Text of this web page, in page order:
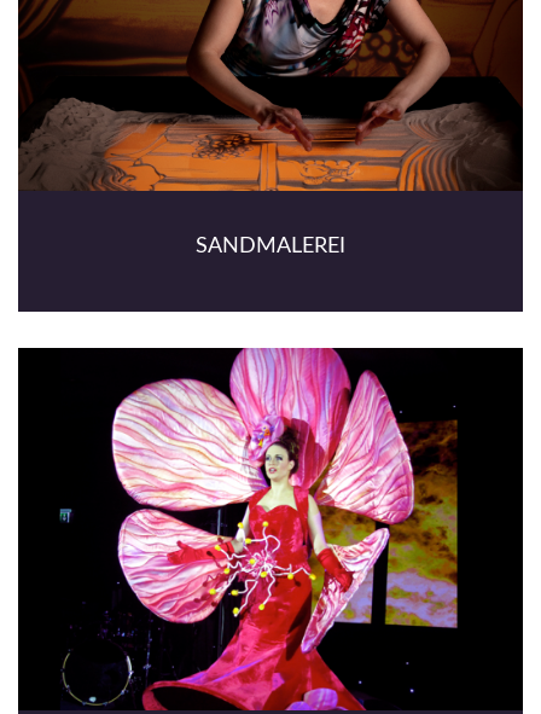
SANDMALEREI